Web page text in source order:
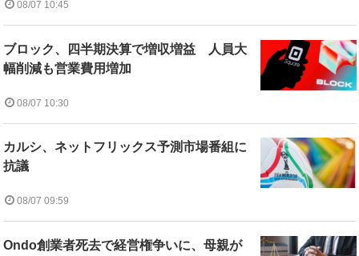
08/07 10:45
ブロック、四半期決算で増収増益 人員大
幅削減も営業費用増加
08/07 10:30
カルシ、ネットフリックス予測市場番組に
抗議
08/07 09:59
Ondo創業者死去で経営権争いに、母親が